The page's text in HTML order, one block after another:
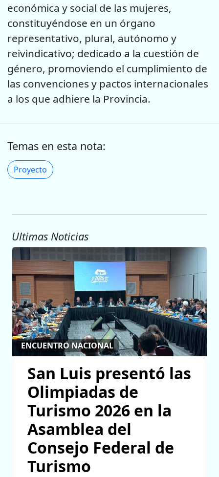
económica y social de las mujeres,
constituyéndose en un órgano
representativo, plural, autónomo y
reivindicativo; dedicado a la cuestión de
género, promoviendo el cumplimiento de
las convenciones y pactos internacionales
a los que adhiere la Provincia.
Temas en esta nota:
Proyecto
Ultimas Noticias
ENCUENTRO NACIONAL
San Luis presentó las
Olimpiadas de
Turismo 2026 en la
Asamblea del
Consejo Federal de
Turismo